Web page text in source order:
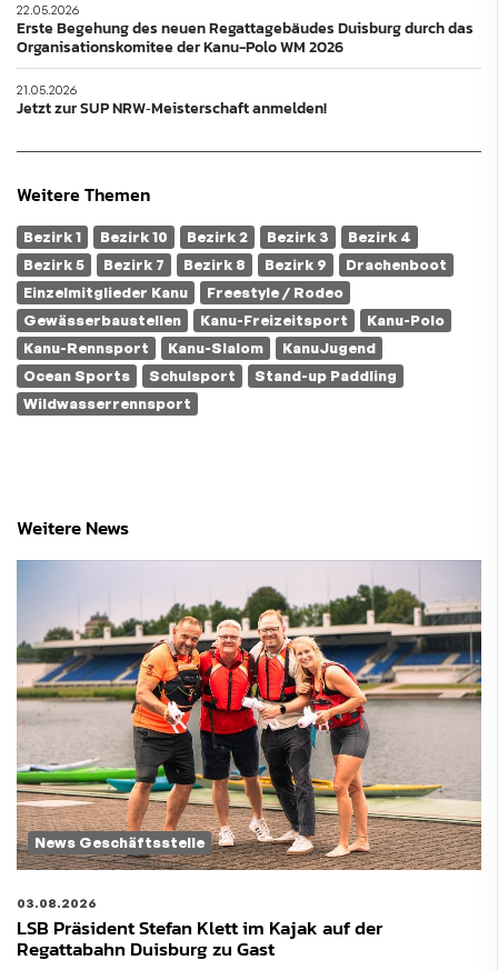
22.05.2026
Erste Begehung des neuen Regattagebäudes Duisburg durch das
Organisationskomitee der Kanu-Polo WM 2026
21.05.2026
Jetzt zur SUP NRW‑Meisterschaft anmelden!
Weitere Themen
Bezirk 1 Bezirk 10 Bezirk 2 Bezirk 3
Bezirk 4
Bezirk 5
Bezirk 7 Bezirk 8 Bezirk 9
Drachenboot
Einzelmitglieder Kanu
Freestyle / Rodeo
Gewässerbaustellen
Kanu-Freizeitsport
Kanu-Polo
Kanu-Rennsport
Kanu-Slalom
KanuJugend
Ocean Sports
Schulsport
Stand-up Paddling
Wildwasserrennsport
Weitere News
News Geschäftsstelle
03.08.2026
LSB Präsident Stefan Klett im Kajak auf der
Regattabahn Duisburg zu Gast